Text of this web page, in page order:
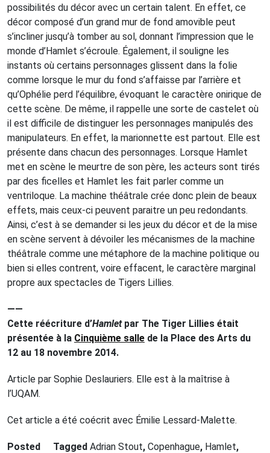
possibilités du décor avec un certain talent. En effet, ce
décor composé d’un grand mur de fond amovible peut
s’incliner jusqu’à tomber au sol, donnant l’impression que le
monde d’Hamlet s’écroule. Également, il souligne les
instants où certains personnages glissent dans la folie
comme lorsque le mur du fond s’affaisse par l’arrière et
qu’Ophélie perd l’équilibre, évoquant le caractère onirique de
cette scène. De même, il rappelle une sorte de castelet où
il est difficile de distinguer les personnages manipulés des
manipulateurs. En effet, la marionnette est partout. Elle est
présente dans chacun des personnages. Lorsque Hamlet
met en scène le meurtre de son père, les acteurs sont tirés
par des ficelles et Hamlet les fait parler comme un
ventriloque. La machine théâtrale crée donc plein de beaux
effets, mais ceux-ci peuvent paraitre un peu redondants.
Ainsi, c’est à se demander si les jeux du décor et de la mise
en scène servent à dévoiler les mécanismes de la machine
théâtrale comme une métaphore de la machine politique ou
bien si elles contrent, voire effacent, le caractère marginal
propre aux spectacles de Tigers Lillies.
——
Cette réécriture d’Hamletpar The Tiger Lillies était
présentée à la Cinquième salle de la Place des Arts du
12 au 18 novembre 2014.
Article par Sophie Deslauriers. Elle est à la maîtrise à
l’UQAM.
Cet article a été coécrit avec Émilie Lessard-Malette.
Posted
Tagged Adrian Stout, Copenhague, Hamlet,